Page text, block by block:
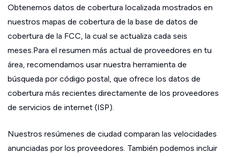
Obtenemos datos de cobertura localizada mostrados en
nuestros mapas de cobertura de la base de datos de
cobertura de la FCC, la cual se actualiza cada seis
meses.Para el resumen más actual de proveedores en tu
área, recomendamos usar nuestra herramienta de
búsqueda por código postal, que ofrece los datos de
cobertura más recientes directamente de los proveedores
de servicios de internet (ISP).
Nuestros resúmenes de ciudad comparan las velocidades
anunciadas por los proveedores. También podemos incluir